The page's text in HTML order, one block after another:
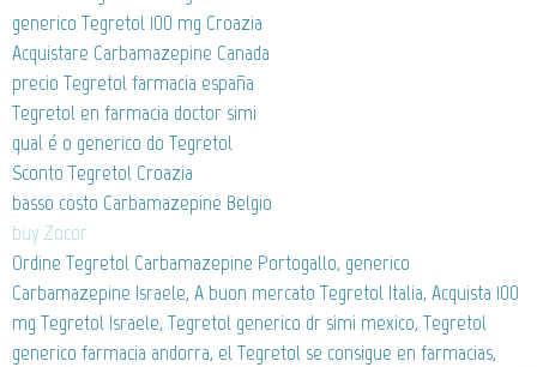
generico Tegretol 100 mg Croazia
Acquistare Carbamazepine Canada
precio Tegretol farmacia españa
Tegretol en farmacia doctor simi
qual é o generico do Tegretol
Sconto Tegretol Croazia
basso costo Carbamazepine Belgio
buy Zocor
Ordine Tegretol Carbamazepine Portogallo, generico
Carbamazepine Israele, A buon mercato Tegretol Italia, Acquista 100
mg Tegretol Israele, Tegretol generico dr simi mexico, Tegretol
generico farmacia andorra, el Tegretol se consigue en farmacias,